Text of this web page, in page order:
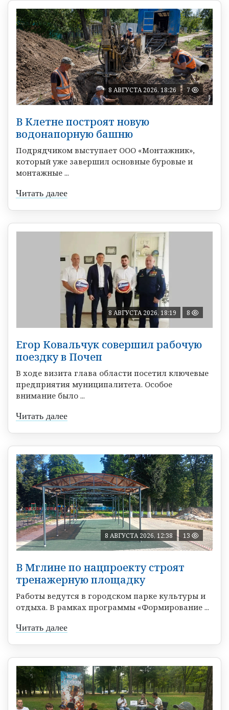
8 АВГУСТА 2026, 18:26 7
В Клетне построят новую
водонапорную башню
Подрядчиком выступает ООО «Монтажник»,
который уже завершил основные буровые и
монтажные ...
Читать далее
8 АВГУСТА 2026, 18:19 8
Егор Ковальчук совершил рабочую
поездку в Почеп
В ходе визита глава области посетил ключевые
предприятия муниципалитета. Особое
внимание было ...
Читать далее
8 АВГУСТА 2026, 12:38 13
В Мглине по нацпроекту строят
тренажерную площадку
Работы ведутся в городском парке культуры и
отдыха. В рамках программы «Формирование ...
Читать далее